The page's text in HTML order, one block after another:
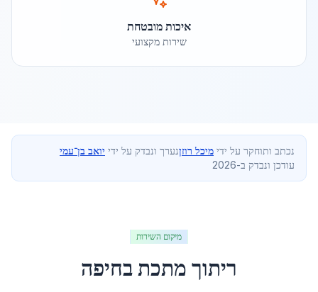
איכות מובטחת
שירות מקצועי
נכתב ותוחקר על ידי מיכל רוזןנערך ונבדק על ידי יואב בן־עמי
עודכן ונבדק ב-2026
מיקום השירות
ריתוך מתכת בחיפה